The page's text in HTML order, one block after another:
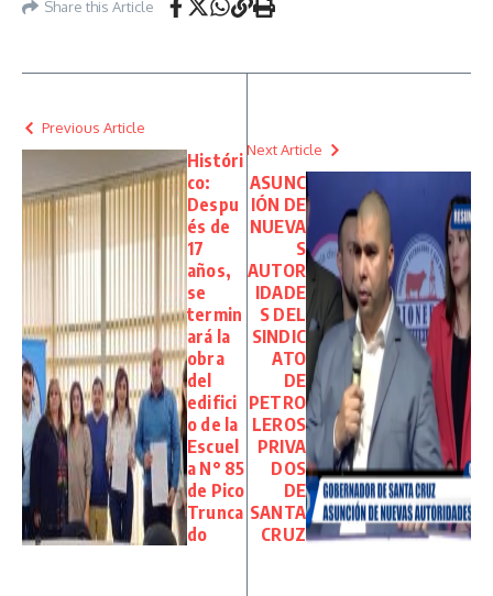
Share this Article
Previous Article
Históri
co:
Despu
és de
17
años,
se
termin
ará la
obra
del
edifici
o de la
Escuel
a N° 85
de Pico
Trunca
do
Next Article
ASUNC
IÓN DE
NUEVA
S
AUTOR
IDADE
S DEL
SINDIC
ATO
DE
PETRO
LEROS
PRIVA
DOS
DE
SANTA
CRUZ